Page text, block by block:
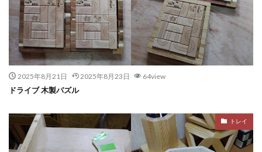
2025年8月21日 2025年8月23日 64view
ドライブ 木製パズル
トレイ